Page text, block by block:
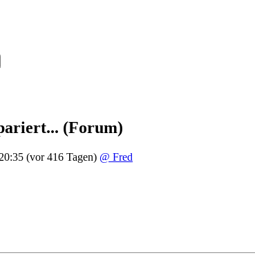
(Forum)
(vor 416 Tagen) @ Fred